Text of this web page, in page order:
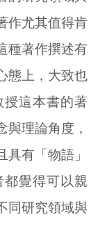
作尤其值得肯
種著作撰述有
態上，大致也
授這本書的著
與理論角度，
有「物語」
覺得可以親
同研究領域與